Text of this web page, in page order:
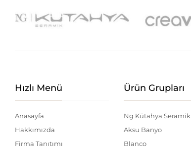
Hızlı Menü
Anasayfa
Hakkımızda
Firma Tanıtımı
Ürün Grupları
Ng Kütahya Seramik
Aksu Banyo
Blanco